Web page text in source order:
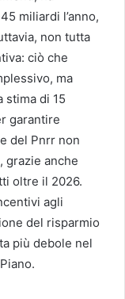
miliardi l’anno,
non tutta
ciò che
ma
stima di 15
garantire
del Pnrr non
grazie anche
oltre il 2026.
agli
del risparmio
più debole nel